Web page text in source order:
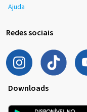
Ajuda
Redes sociais
Downloads